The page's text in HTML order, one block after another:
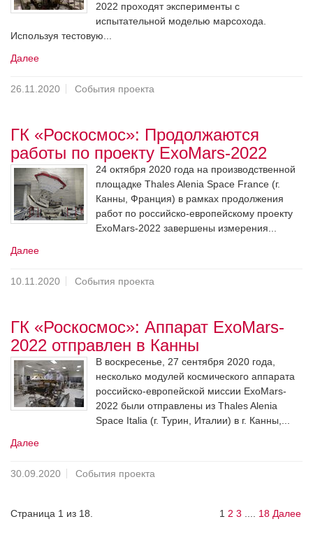
2022 проходят эксперименты с
испытательной моделью марсохода.
Используя тестовую...
Далее
26.11.2020 События проекта
ГК «Роскосмос»: Продолжаются
работы по проекту ExoMars-2022
24 октября 2020 года на производственной
площадке Thales Alenia Space France (г.
Канны, Франция) в рамках продолжения
работ по российско-европейскому проекту
ExoMars-2022 завершены измерения...
Далее
10.11.2020 События проекта
ГК «Роскосмос»: Аппарат ExoMars-
2022 отправлен в Канны
В воскресенье, 27 сентября 2020 года,
несколько модулей космического аппарата
российско-европейской миссии ExoMars-
2022 были отправлены из Thales Alenia
Space Italia (г. Турин, Италии) в г. Канны,...
Далее
30.09.2020 События проекта
Страница 1 из 18. 1 2 3 18 Далее